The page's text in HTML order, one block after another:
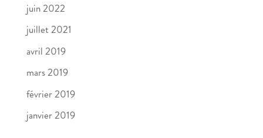
juin 2022
juillet 2021
avril 2019
mars 2019
février 2019
janvier 2019